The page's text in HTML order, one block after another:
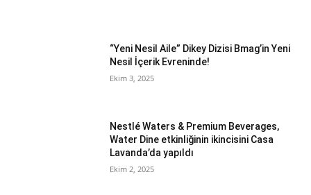
“Yeni Nesil Aile” Dikey Dizisi Bmag’in Yeni
Nesil İçerik Evreninde!
Ekim 3, 2025
Nestlé Waters & Premium Beverages,
Water Dine etkinliğinin ikincisini Casa
Lavanda’da yapıldı
Ekim 2, 2025